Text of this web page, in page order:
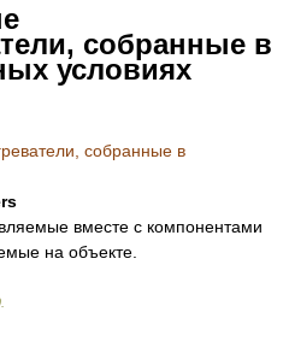
собранные в
условиях
собранные в
вместе с компонентами
на объекте.